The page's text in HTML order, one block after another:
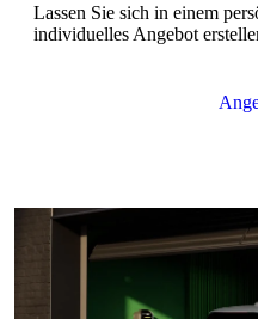
Lassen Sie sich in einem
individuelles Angebot